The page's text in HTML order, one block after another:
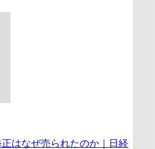
はなぜ売られたのか｜日経